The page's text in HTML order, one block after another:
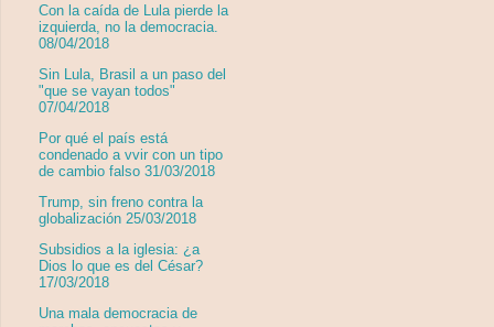
Con la caída de Lula pierde la
izquierda, no la democracia.
08/04/2018
Sin Lula, Brasil a un paso del
"que se vayan todos"
07/04/2018
Por qué el país está
condenado a vvir con un tipo
de cambio falso 31/03/2018
Trump, sin freno contra la
globalización 25/03/2018
Subsidios a la iglesia: ¿a
Dios lo que es del César?
17/03/2018
Una mala democracia de